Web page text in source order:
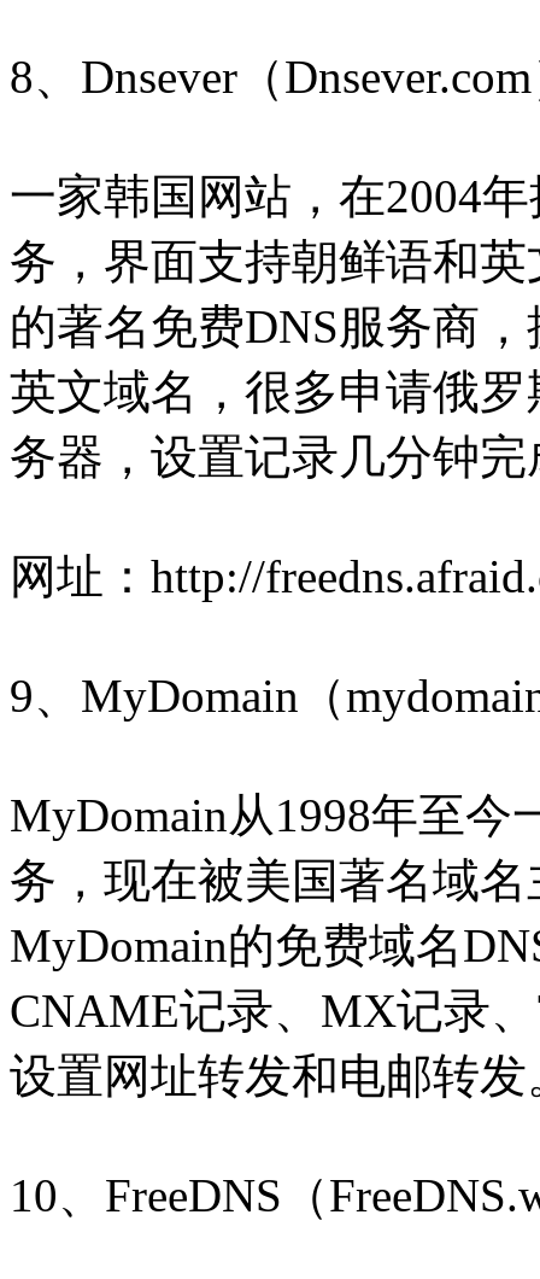
8、Dnsever（
一家韩国网站，在2004
务，界面支持朝鲜语和
的著名免费DNS服务商
英文域名，很多申请俄
务器，设置记录几分钟
网址：http://
9、MyDomain（
MyDomain从1998年至
务，现在被美国著名域
MyDomain的免费域名
CNAME记录、MX记录
设置网址转发和电邮转发
10、FreeDNS（